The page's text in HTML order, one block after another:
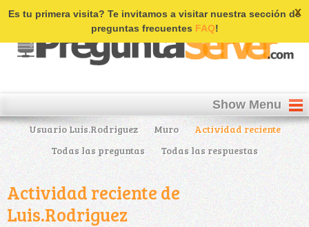
Login | Register
Es tu primera visita? Te invitamos a visitar nuestra sección de
preguntas frecuentes FAQ!
x
Show Menu
Usuario Luis.Rodriguez Muro
Actividad reciente
Todas las preguntas
Todas las respuestas
Actividad reciente de
Luis.Rodriguez